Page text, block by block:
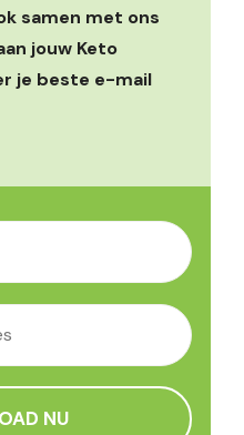
samen met ons
jouw Keto
je beste e-mail